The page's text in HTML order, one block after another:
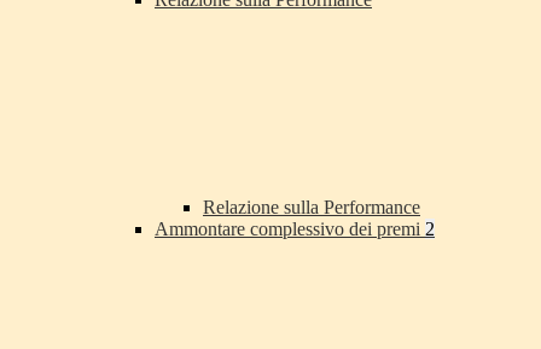
Relazione sulla Performance
Ammontare complessivo dei premi 2